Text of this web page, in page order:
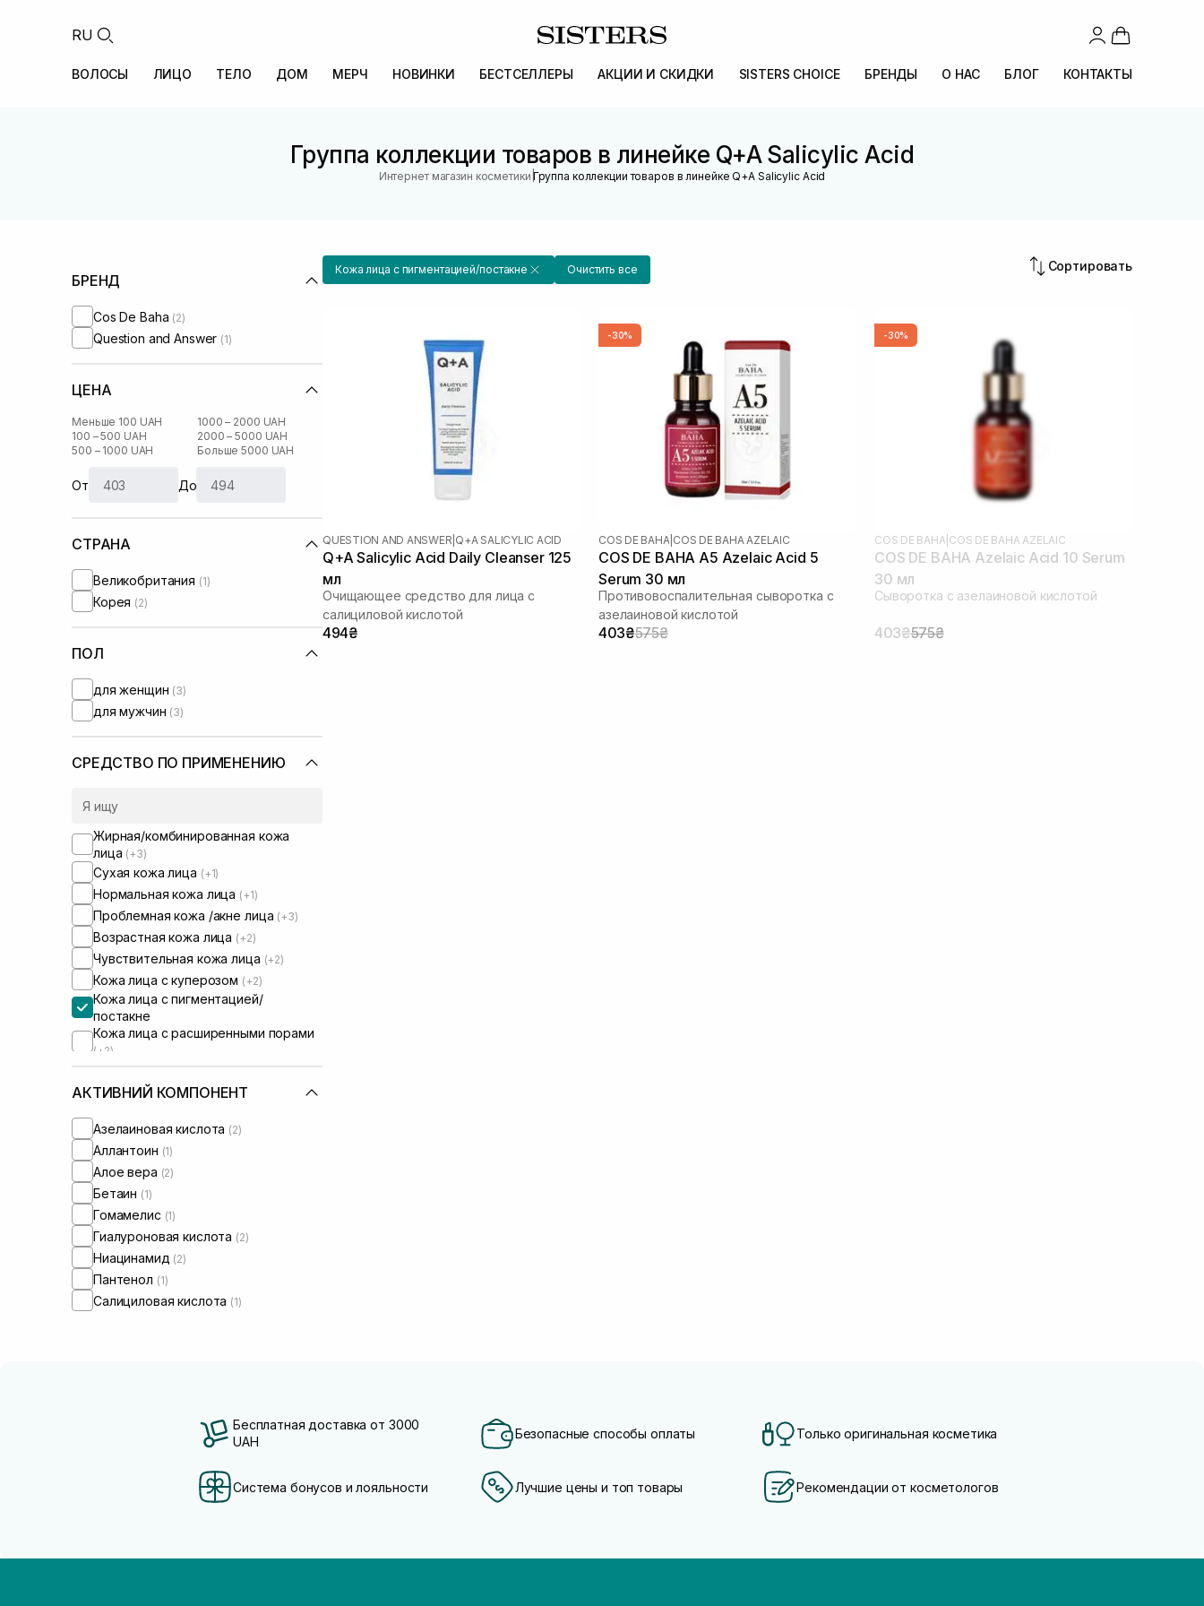
RU
ВОЛОСЫ ЛИЦО ТЕЛО ДОМ МЕРЧ НОВИНКИ БЕСТСЕЛЛЕРЫ АКЦИИ И СКИДКИ SISTERS CHOICE БРЕНДЫ О НАС БЛОГ КОНТАКТЫ
Группа коллекции товаров в линейке Q+A Salicylic Acid
Интернет магазин косметики |Группа коллекции товаров в линейке Q+A Salicylic Acid
БРЕНД
Cos De Baha (2)
Question and Answer (1)
ЦЕНА
Меньше 100 UAH
100 – 500 UAH
500 – 1000 UAH
1000 – 2000 UAH
2000 – 5000 UAH
Больше 5000 UAH
От До
СТРАНА
Великобритания (1)
Корея (2)
ПОЛ
для женщин (3)
для мужчин (3)
СРЕДСТВО ПО ПРИМЕНЕНИЮ
Жирная/комбинированная кожа
лица (+3)
Сухая кожа лица (+1)
Нормальная кожа лица (+1)
Проблемная кожа /акне лица (+3)
Возрастная кожа лица (+2)
Чувствительная кожа лица (+2)
Кожа лица с куперозом (+2)
Кожа лица с пигментацией/
постакне
Кожа лица с расширенными порами
(+2)
Проблемная кожа тела(+3)
Сыворотки от комедонов
АКТИВНИЙ КОМПОНЕНТ
Азелаиновая кислота (2)
Аллантоин (1)
Алое вера (2)
Бетаин (1)
Гомамелис (1)
Гиалуроновая кислота (2)
Ниацинамид (2)
Пантенол (1)
Салициловая кислота (1)
Кожа лица с пигментацией/постакне Очистить все Сортировать
QUESTION AND ANSWER Q+A SALICYLIC ACID
Q+A Salicylic Acid Daily Cleanser 125
мл
Очищающее средство для лица с
салициловой кислотой
494₴
-30%
COS DE BAHA COS DE BAHA AZELAIC
COS DE BAHA A5 Azelaic Acid 5
Serum 30 мл
Противовоспалительная сыворотка с
азелаиновой кислотой
403₴575₴
-30%
COS DE BAHA COS DE BAHA AZELAIC
COS DE BAHA Azelaic Acid 10 Serum
30 мл
Сыворотка с азелаиновой кислотой
403₴575₴
Бесплатная доставка от 3000
UAH
Безопасные способы оплаты Только оригинальная косметика
Система бонусов и лояльности Лучшие цены и топ товары Рекомендации от косметологов